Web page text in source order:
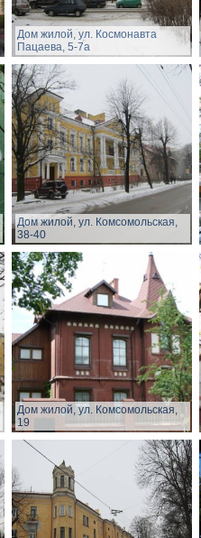
Дом жилой, ул. Космонавта
Пацаева, 5-7а
Дом жилой, ул. Комсомольская,
38-40
Дом жилой, ул. Комсомольская,
19